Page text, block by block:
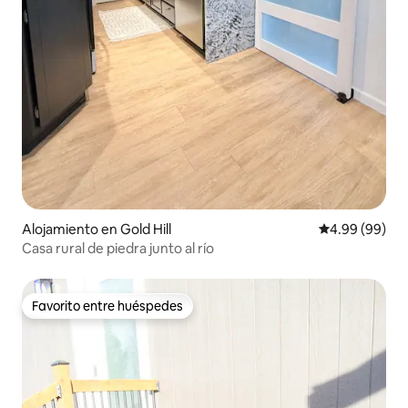
Alojamiento en Gold Hill Calificación
4.99 (99)
Casa rural de piedra junto al río
Favorito entre huéspedes
Favorito entre huéspedes